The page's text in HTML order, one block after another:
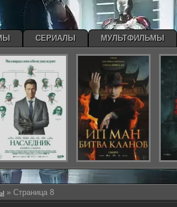
» Страница 8
СЕРИАЛЫ МУЛЬТФИЛЬМЫ